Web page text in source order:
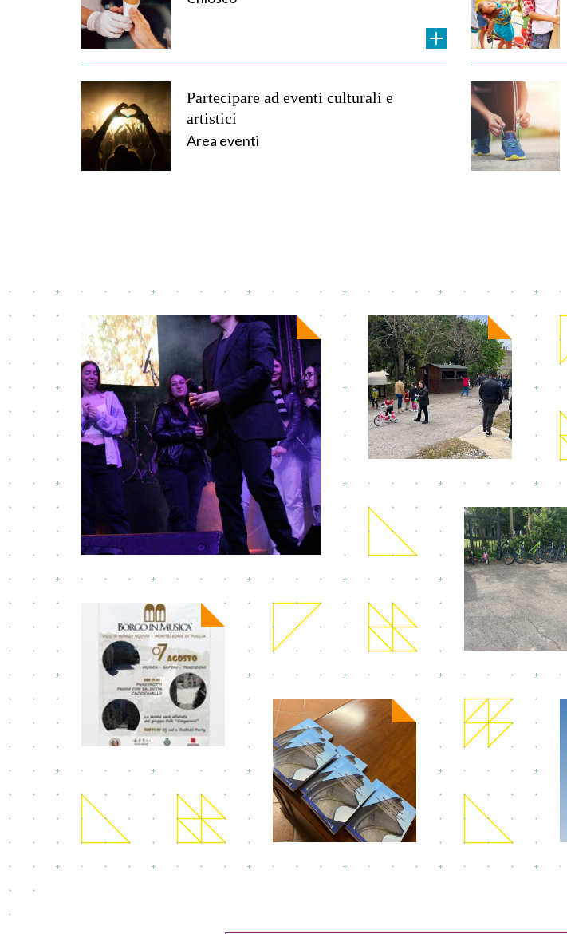
Partecipare ad eventi culturali e
artistici
Area eventi